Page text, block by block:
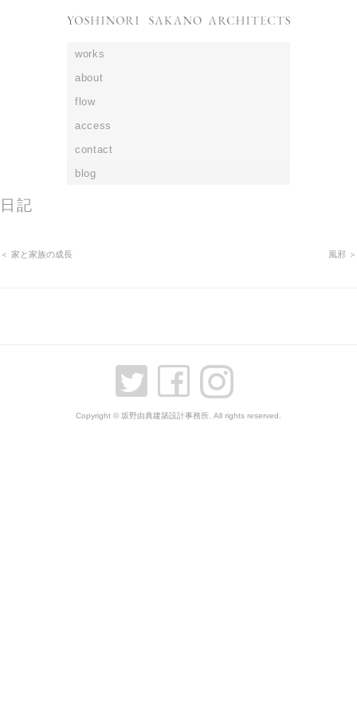
works
about
flow
access
contact
blog
日記
＜ 家と家族の成長 風邪 ＞
Copyright © 坂野由典建築設計事務所. All rights reserved.